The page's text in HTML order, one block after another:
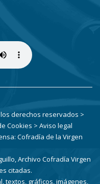
los derechos reservados >
Cookies > Aviso legal
Cofradía de la Virgen
Archivo Cofradía Virgen
citadas.
textos, gráficos, imágenes,